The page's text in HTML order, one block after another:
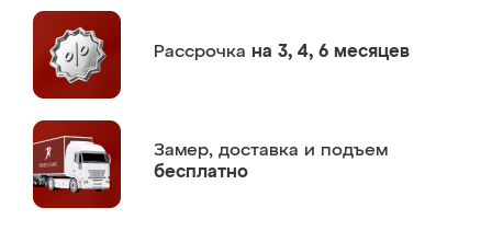
Рассрочка на 3, 4, 6 месяцев
Замер, доставка и подъем
бесплатно